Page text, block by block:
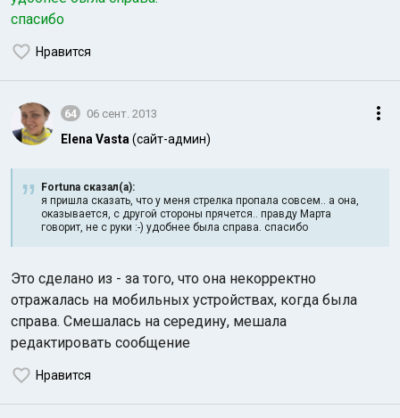
спасибо
Нравится
64 06 сент. 2013
Elena Vasta (сайт-админ)
Fortuna сказал(а):
я пришла сказать, что у меня стрелка пропала совсем.. а она,
оказывается, с другой стороны прячется.. правду Марта
говорит, не с руки :-) удобнее была справа. спасибо
Это сделано из - за того, что она некорректно
отражалась на мобильных устройствах, когда была
справа. Смешалась на середину, мешала
редактировать сообщение
Нравится